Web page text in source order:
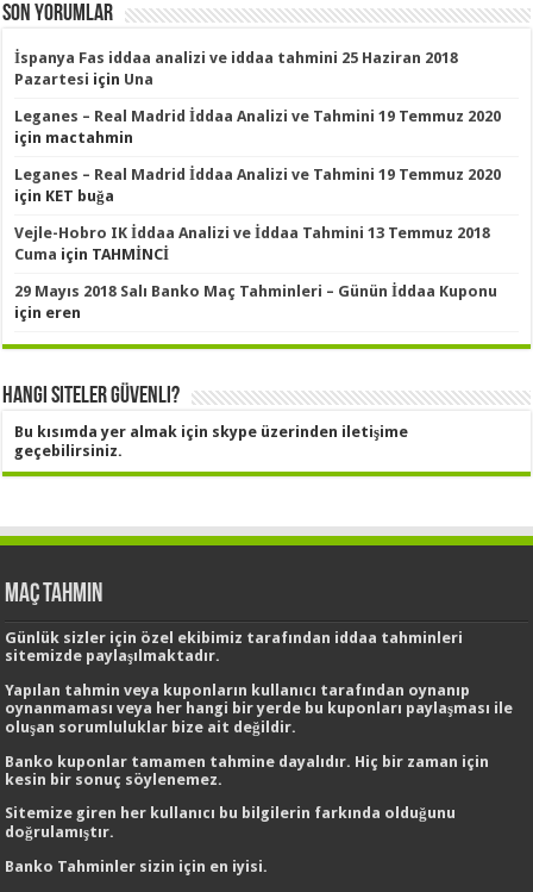
Son Yorumlar
İspanya Fas iddaa analizi ve iddaa tahmini 25 Haziran 2018
Pazartesi için Una
Leganes – Real Madrid İddaa Analizi ve Tahmini 19 Temmuz 2020
için mactahmin
Leganes – Real Madrid İddaa Analizi ve Tahmini 19 Temmuz 2020
için KET buğa
Vejle-Hobro IK İddaa Analizi ve İddaa Tahmini 13 Temmuz 2018
Cuma için TAHMİNCİ
29 Mayıs 2018 Salı Banko Maç Tahminleri – Günün İddaa Kuponu
için eren
Hangi Siteler Güvenli?
Bu kısımda yer almak için skype üzerinden iletişime
geçebilirsiniz.
Maç Tahmin
Günlük sizler için özel ekibimiz tarafından iddaa tahminleri
sitemizde paylaşılmaktadır.
Yapılan tahmin veya kuponların kullanıcı tarafından oynanıp
oynanmaması veya her hangi bir yerde bu kuponları paylaşması ile
oluşan sorumluluklar bize ait değildir.
Banko kuponlar tamamen tahmine dayalıdır. Hiç bir zaman için
kesin bir sonuç söylenemez.
Sitemize giren her kullanıcı bu bilgilerin farkında olduğunu
doğrulamıştır.
Banko Tahminler sizin için en iyisi.